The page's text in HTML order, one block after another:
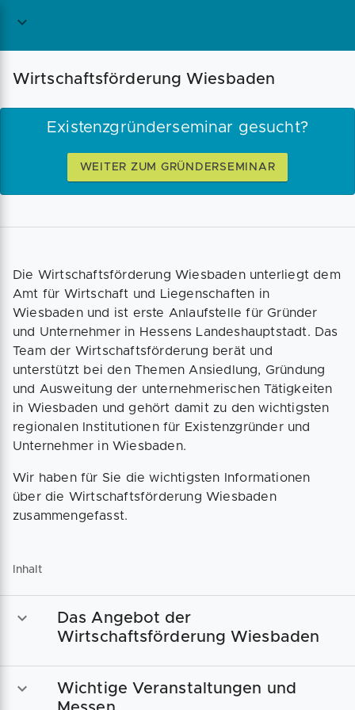
Magazin Businessplan Fördermittel
Wirtschaftsförderung Wiesbaden
Existenzgründerseminar gesucht?
WEITER ZUM GRÜNDERSEMINAR
Die Wirtschaftsförderung Wiesbaden unterliegt dem
Amt für Wirtschaft und Liegenschaften in
Wiesbaden und ist erste Anlaufstelle für Gründer
und Unternehmer in Hessens Landeshauptstadt. Das
Team der Wirtschaftsförderung berät und
unterstützt bei den Themen Ansiedlung, Gründung
und Ausweitung der unternehmerischen Tätigkeiten
in Wiesbaden und gehört damit zu den wichtigsten
regionalen Institutionen für Existenzgründer und
Unternehmer in Wiesbaden.
Wir haben für Sie die wichtigsten Informationen
über die Wirtschaftsförderung Wiesbaden
zusammengefasst.
Inhalt
Das Angebot der
Wirtschaftsförderung Wiesbaden
Wichtige Veranstaltungen und